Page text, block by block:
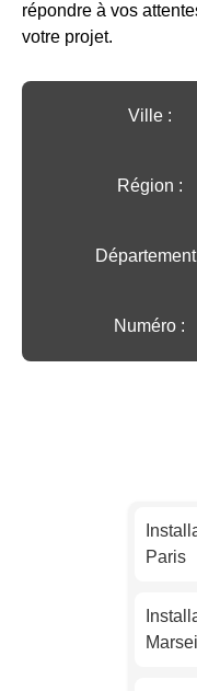
répondre à vos
votre projet.
Ville :️
Région :️
Numéro :
Paris